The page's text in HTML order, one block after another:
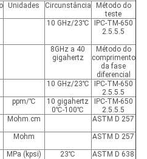
Unidades Circunstância
Método do
teste
10 GHz/23℃
IPC-TM-650
2.5.5.5
8GHz a 40
gigahertz
Método do
comprimento
da fase
diferencial
10 GHz/23℃
IPC-TM-650
2.5.5.5
ppm/℃
10 gigahertz
0℃-100℃
IPC-TM-650
2.5.5.5
Mohm.cm ASTM D 257
Mohm ASTM D 257
MPa (kpsi) 23℃
ASTM D 638